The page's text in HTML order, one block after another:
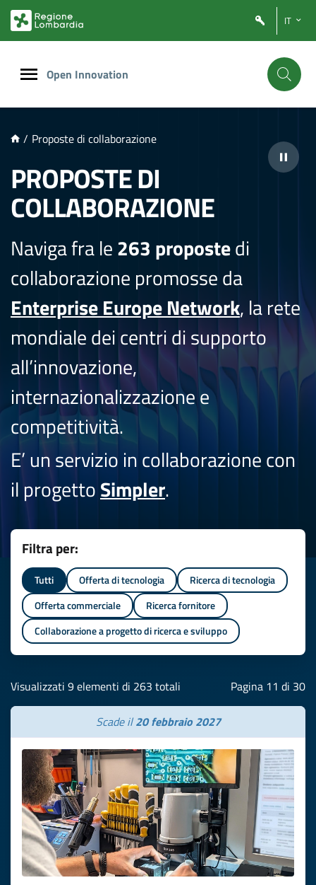
PRINCIPALE
IT
Open Innovation
/ Proposte di collaborazione
PROPOSTE DI
COLLABORAZIONE
Naviga fra le263 propostedi
collaborazione promosse da
Enterprise Europe Network, la rete
mondiale dei centri di supporto
all’innovazione,
internazionalizzazione e
competitività.
E’ un servizio in collaborazione con
il progettoSimpler.
Filtra per:
Tutti Offerta di tecnologia
Ricerca di tecnologia
Offerta commerciale
Ricerca fornitore
Collaborazione a progetto di ricerca e sviluppo
Visualizzati 9 elementi di 263 totali Pagina 11 di 30
Scade il20 febbraio 2027